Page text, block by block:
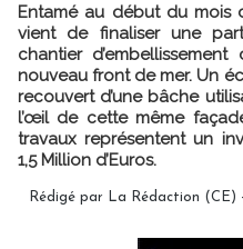
Entamé au début du mois
vient de finaliser une
chantier
nouveau front de mer. Un
recouvert d’une bâche
l’œil de cette même
travaux représentent un
1,5 Million d’Euros.
Rédigé par La Rédaction